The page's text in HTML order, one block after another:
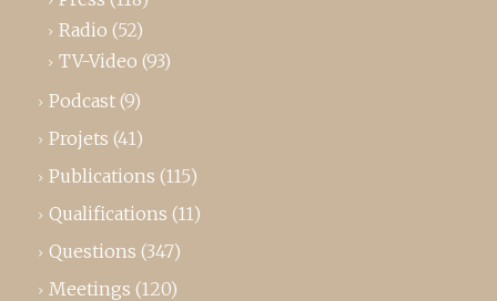
Radio (52)
TV-Video (93)
Podcast (9)
Projets (41)
Publications (115)
Qualifications (11)
Questions (347)
Meetings (120)